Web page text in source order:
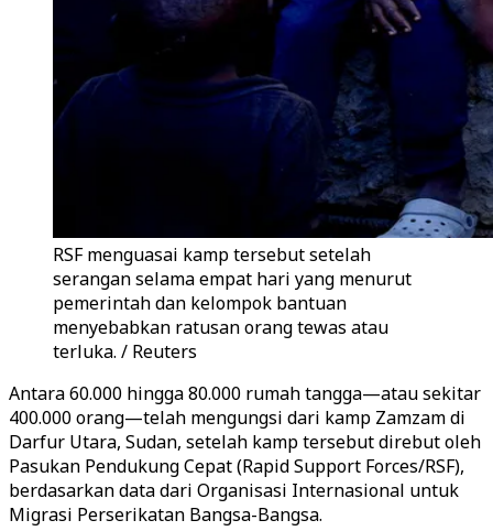
RSF menguasai kamp tersebut setelah
serangan selama empat hari yang menurut
pemerintah dan kelompok bantuan
menyebabkan ratusan orang tewas atau
terluka. / Reuters
Antara 60.000 hingga 80.000 rumah tangga—atau sekitar
400.000 orang—telah mengungsi dari kamp Zamzam di
Darfur Utara, Sudan, setelah kamp tersebut direbut oleh
Pasukan Pendukung Cepat (Rapid Support Forces/RSF),
berdasarkan data dari Organisasi Internasional untuk
Migrasi Perserikatan Bangsa-Bangsa.